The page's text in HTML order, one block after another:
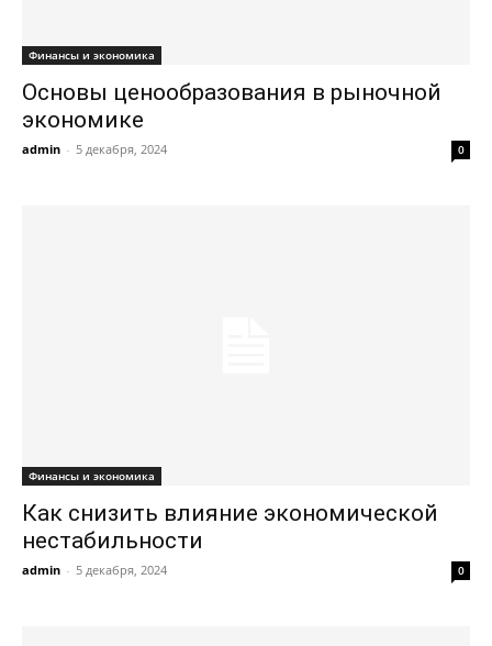
Финансы и экономика
Основы ценообразования в рыночной
экономике
admin - 5 декабря, 2024 0
Финансы и экономика
Как снизить влияние экономической
нестабильности
admin - 5 декабря, 2024 0